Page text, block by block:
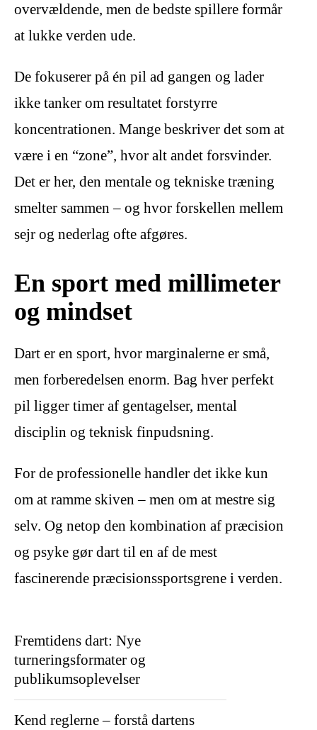
overvældende, men de bedste spillere formår
at lukke verden ude.
De fokuserer på én pil ad gangen og lader
ikke tanker om resultatet forstyrre
koncentrationen. Mange beskriver det som at
være i en “zone”, hvor alt andet forsvinder.
Det er her, den mentale og tekniske træning
smelter sammen – og hvor forskellen mellem
sejr og nederlag ofte afgøres.
En sport med millimeter
og mindset
Dart er en sport, hvor marginalerne er små,
men forberedelsen enorm. Bag hver perfekt
pil ligger timer af gentagelser, mental
disciplin og teknisk finpudsning.
For de professionelle handler det ikke kun
om at ramme skiven – men om at mestre sig
selv. Og netop den kombination af præcision
og psyke gør dart til en af de mest
fascinerende præcisionssportsgrene i verden.
Fremtidens dart: Nye
turneringsformater og
publikumsoplevelser
Kend reglerne – forstå dartens